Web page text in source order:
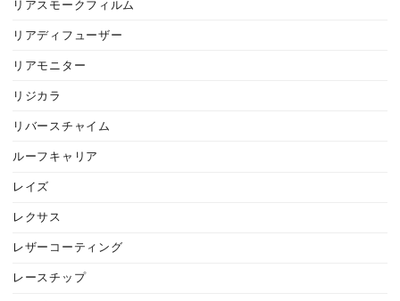
リアスモークフィルム
リアディフューザー
リアモニター
リジカラ
リバースチャイム
ルーフキャリア
レイズ
レクサス
レザーコーティング
レースチップ